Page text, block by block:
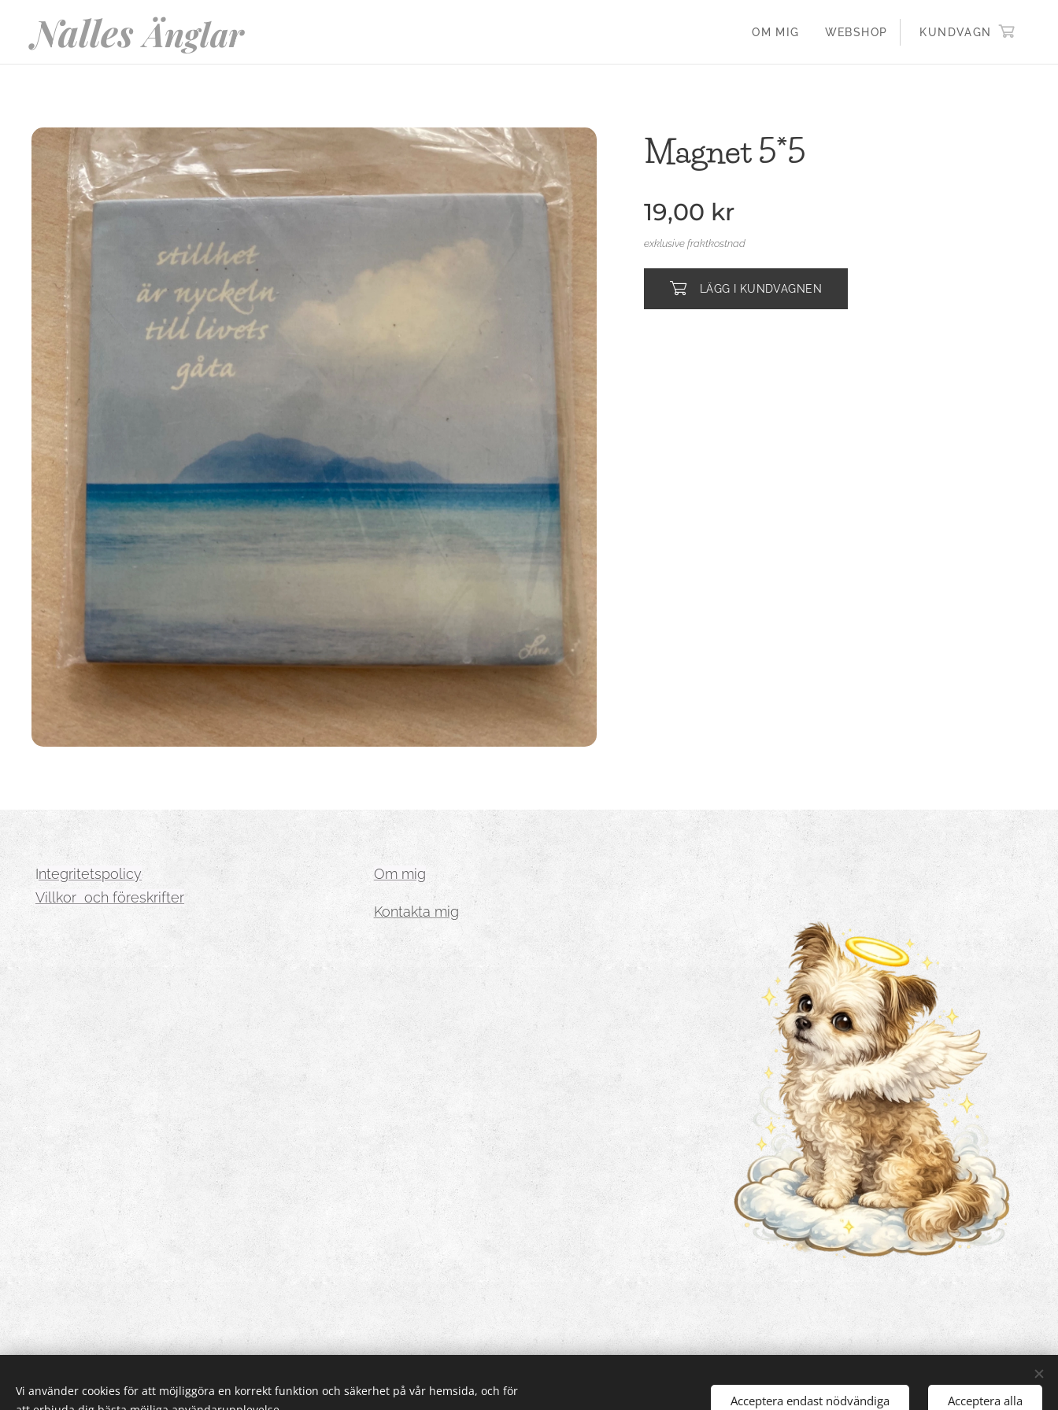
Nalles Änglar OM MIG WEBSHOP KUNDVAGN
Magnet 5*5
19,00 kr
exklusive fraktkostnad
LÄGG I KUNDVAGNEN
Integritetspolicy
Villkor och föreskrifter
Om mig
Kontakta mig
Vi använder cookies för att möjliggöra en korrekt funktion och säkerhet på vår hemsida, och för
Acceptera endast nödvändiga Acceptera alla